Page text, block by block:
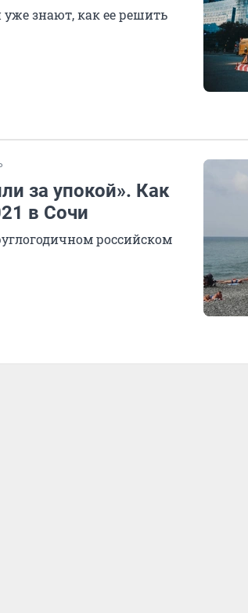
знают, как ее решить
за упокой». Как
в Сочи
российском